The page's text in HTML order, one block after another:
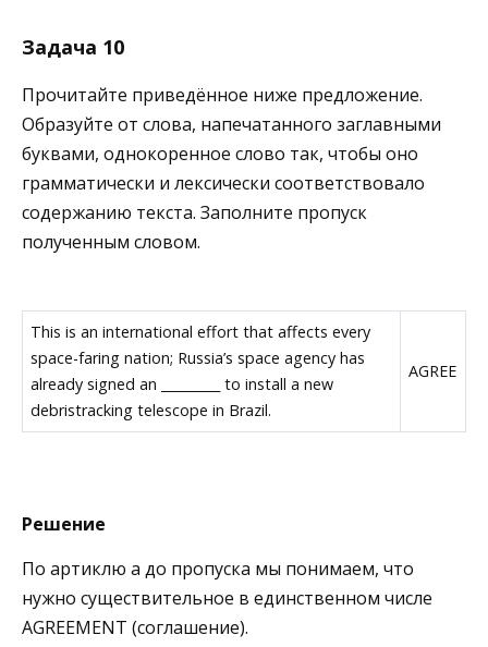
Задача 10
Прочитайте приведённое ниже предложение.
Образуйте от слова, напечатанного заглавными
буквами, однокоренное слово так, чтобы оно
грамматически и лексически соответствовало
содержанию текста. Заполните пропуск
полученным словом.
This is an international effort that affects every
space-faring nation; Russia’s space agency has
already signed an _________ to install a new
debristracking telescope in Brazil.
AGREE
Решение
По артиклю a до пропуска мы понимаем, что
нужно существительное в единственном числе
AGREEMENT (соглашение).